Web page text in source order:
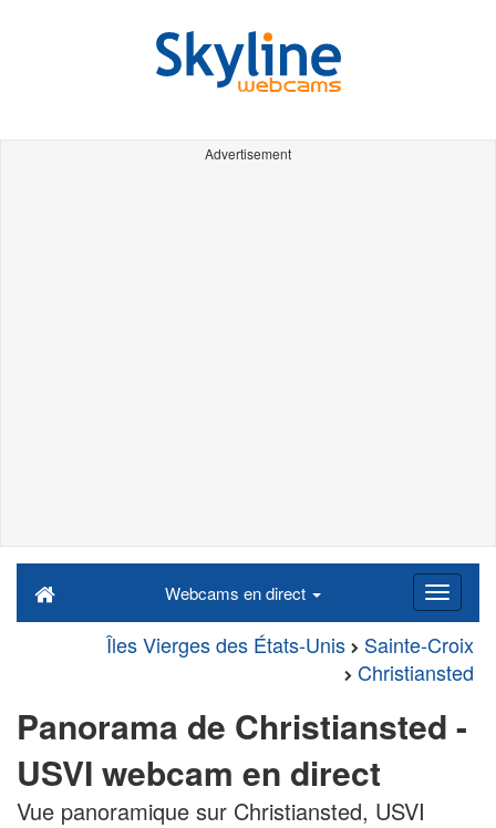
Advertisement
Webcams en direct
Îles Vierges des États-Unis
Sainte-Croix
Christiansted
Panorama de Christiansted -
USVI webcam en direct
Vue panoramique sur Christiansted, USVI